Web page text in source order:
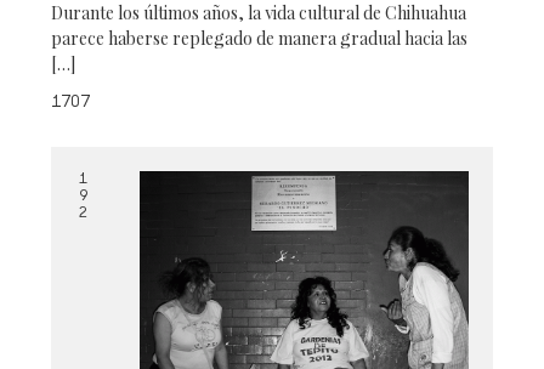
Durante los últimos años, la vida cultural de Chihuahua
parece haberse replegado de manera gradual hacia las
[…]
1707
1
9
2